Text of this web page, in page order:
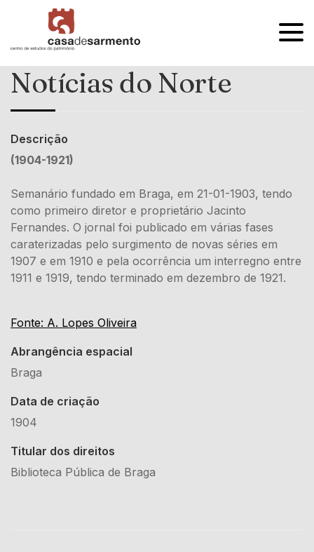
OPEN
Notícias do Norte
Descrição
(1904-1921)
Semanário fundado em Braga, em 21-01-1903, tendo
como primeiro diretor e proprietário Jacinto
Fernandes. O jornal foi publicado em várias fases
caraterizadas pelo surgimento de novas séries em
1907 e em 1910 e pela ocorrência um interregno entre
1911 e 1919, tendo terminado em dezembro de 1921.
Fonte: A. Lopes Oliveira
Abrangência espacial
Braga
Data de criação
1904
Titular dos direitos
Biblioteca Pública de Braga